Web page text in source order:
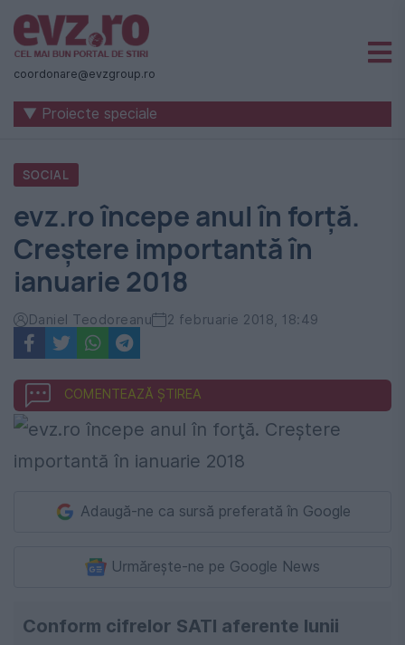
Știri
naționale
internaționale
România
-
Evenimentul
Zilei
coordonare@evzgroup.ro
▼ Proiecte speciale
SOCIAL
evz.ro începe anul în forţă.
Creştere importantă în
ianuarie 2018
Daniel Teodoreanu 2 februarie 2018, 18:49
COMENTEAZĂ ȘTIREA
Adaugă-ne ca sursă preferată în Google
Urmărește-ne pe Google News
Conform cifrelor SATI aferente lunii